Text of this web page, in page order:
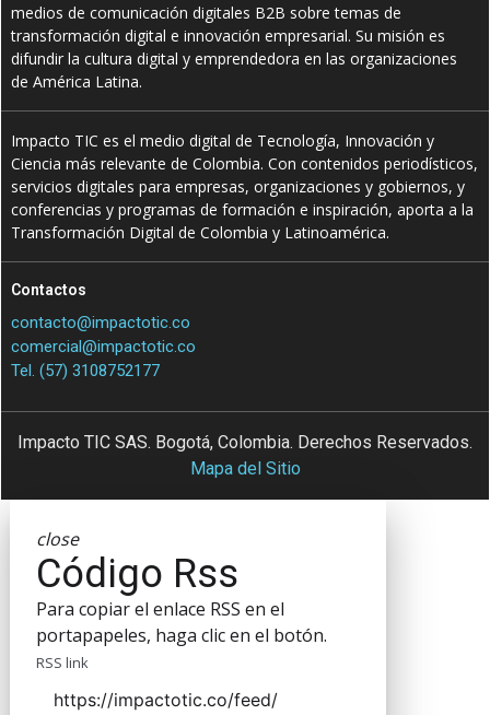
medios de comunicación digitales B2B sobre temas de
transformación digital e innovación empresarial. Su misión es
difundir la cultura digital y emprendedora en las organizaciones
de América Latina.
Impacto TIC es el medio digital de Tecnología, Innovación y
Ciencia más relevante de Colombia. Con contenidos periodísticos,
servicios digitales para empresas, organizaciones y gobiernos, y
conferencias y programas de formación e inspiración, aporta a la
Transformación Digital de Colombia y Latinoamérica.
Contactos
contacto@impactotic.co
comercial@impactotic.co
Tel. (57) 3108752177
Impacto TIC SAS. Bogotá, Colombia. Derechos Reservados.
Mapa del Sitio
close
Código Rss
Para copiar el enlace RSS en el
portapapeles, haga clic en el botón.
RSS link